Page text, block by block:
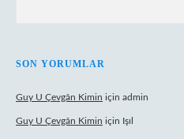
SON YORUMLAR
Guy U Çevgân Kimin için admin
Guy U Çevgân Kimin için Işıl